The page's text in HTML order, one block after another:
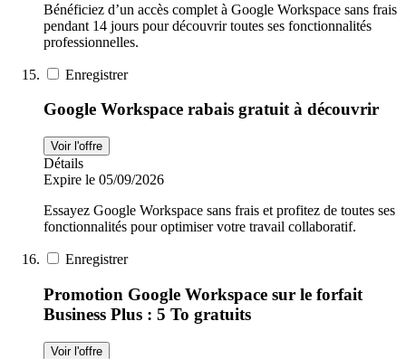
Bénéficiez d’un accès complet à Google Workspace sans frais
pendant 14 jours pour découvrir toutes ses fonctionnalités
professionnelles.
Enregistrer
Google Workspace rabais gratuit à découvrir
Voir l'offre
Détails
Expire le 05/09/2026
Essayez Google Workspace sans frais et profitez de toutes ses
fonctionnalités pour optimiser votre travail collaboratif.
Enregistrer
Promotion Google Workspace sur le forfait
Business Plus : 5 To gratuits
Voir l'offre